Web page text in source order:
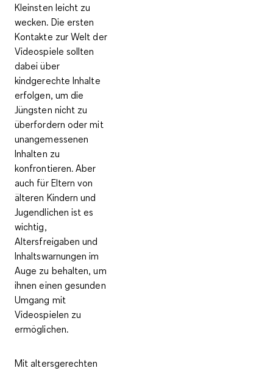
Kleinsten leicht zu
wecken. Die ersten
Kontakte zur Welt der
Videospiele sollten
dabei über
kindgerechte Inhalte
erfolgen, um die
Jüngsten nicht zu
überfordern oder mit
unangemessenen
Inhalten zu
konfrontieren. Aber
auch für Eltern von
älteren Kindern und
Jugendlichen ist es
wichtig,
Altersfreigaben und
Inhaltswarnungen im
Auge zu behalten, um
ihnen einen gesunden
Umgang mit
Videospielen zu
ermöglichen.
Mit altersgerechten